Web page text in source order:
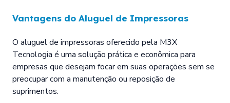
Vantagens do Aluguel de Impressoras
O aluguel de impressoras oferecido pela M3X
Tecnologia é uma solução prática e econômica para
empresas que desejam focar em suas operações sem se
preocupar com a manutenção ou reposição de
suprimentos.